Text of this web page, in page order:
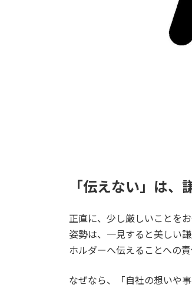
「伝えない」は、
正直に、少し厳しいことを
姿勢は、一見すると美しい
ホルダーへ伝えることへの
なぜなら、「自社の想いや